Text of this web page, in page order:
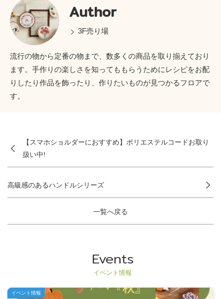
Author
3F売り場
流行の物から定番の物まで、数多くの商品を取り揃えており
ます。手作りの楽しさを知ってももらうためにレシピをお配
りしたり作品を飾ったり、作りたいものが見つかるフロアで
す。
【スマホショルダーにおすすめ】ポリエステルコードお取り
扱い中!
一覧へ戻る
高級感のあるハンドルシリーズ
Events
イベント情報
イベント情報